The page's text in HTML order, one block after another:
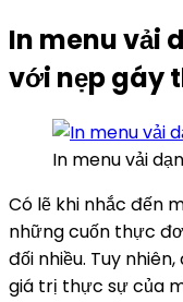
In menu vải
với nẹp gáy
In menu vải
Có lẽ khi nhắc đến
những cuốn thực
đối nhiều. Tuy
giá trị thực sự của